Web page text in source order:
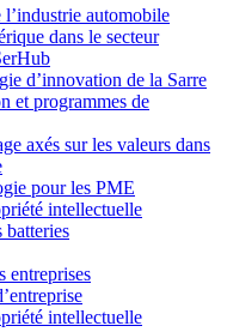
automobile
dans le secteur
d’innovation de la Sarre
et programmes de
axés sur les valeurs dans
pour les PME
intellectuelle
batteries
entreprises
intellectuelle